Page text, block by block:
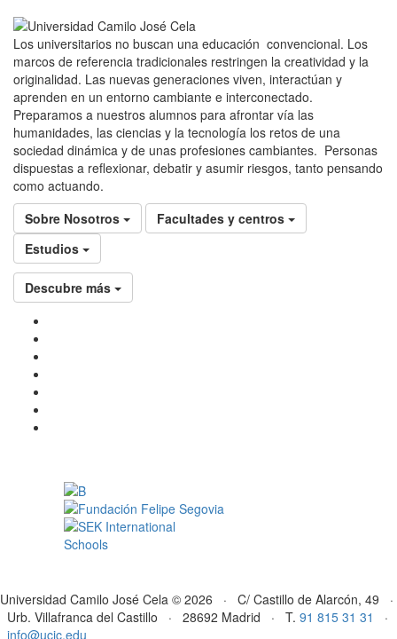
Los universitarios no buscan una educación convencional. Los
marcos de referencia tradicionales restringen la creatividad y la
originalidad. Las nuevas generaciones viven, interactúan y
aprenden en un entorno cambiante e interconectado.
Preparamos a nuestros alumnos para afrontar vía las
humanidades, las ciencias y la tecnología los retos de una
sociedad dinámica y de unas profesiones cambiantes. Personas
dispuestas a reflexionar, debatir y asumir riesgos, tanto pensando
como actuando.
Sobre Nosotros
Facultades y centros
Estudios
Descubre más
Universidad Camilo José Cela © 2026 · C/ Castillo de Alarcón, 49 ·
Urb. Villafranca del Castillo · 28692 Madrid · T. 91 815 31 31
·
info@ucjc.edu